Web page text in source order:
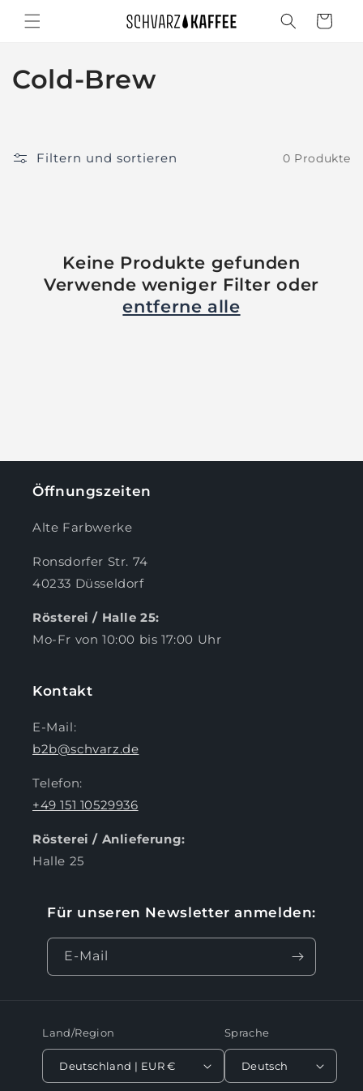
zum
Inhalt
Warenkorb
K
Cold-Brew
Filtern und sortieren 0 Produkte
Keine Produkte gefunden
Verwende weniger Filter oder
entferne alle
Öffnungszeiten
Alte Farbwerke
Ronsdorfer Str. 74
40233 Düsseldorf
Rösterei / Halle 25:
Mo-Fr von 10:00 bis 17:00 Uhr
Kontakt
E-Mail:
b2b@schvarz.de
Telefon:
+49 151 10529936
Rösterei / Anlieferung:
Halle 25
Für unseren Newsletter anmelden:
E-Mail
Land/Region
Deutschland | EUR €
Sprache
Deutsch